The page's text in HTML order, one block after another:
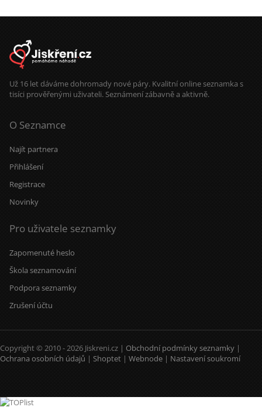
Už 16 let dáváme dohromady nové páry. Kvalitní online seznamka s
tisíci prověřenými uživateli. Seznámení zábavně a aktivně.
O Seznamce
Najít partnera
Přihlášení
Registrace
Novinky
Pro uživatele seznamky
Zapomenuté heslo
Škola seznamování
Podpora seznamky
Zrušení účtu
Copyright © 2010 - 2026 Jiskreni.cz | Obchodní podmínky seznamky |
Ochrana osobních údajů | Shoptet | Webnode | Nastavení soukromí